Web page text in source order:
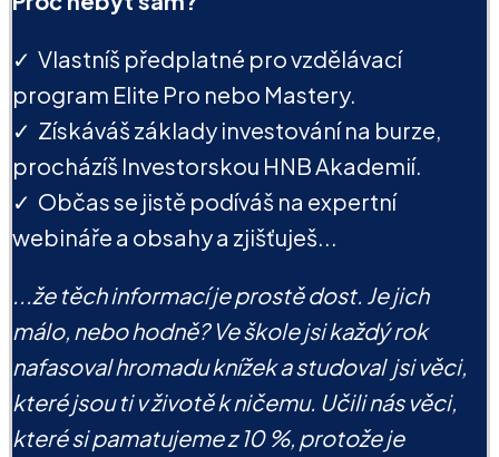
✓ Vlastníš předplatné pro vzdělávací
program Elite Pro nebo Mastery.
✓ Získáváš základy investování na burze,
procházíš Investorskou HNB Akademií.
✓ Občas se jistě podíváš na expertní
webináře a obsahy a zjišťuješ...
...že těch informací je prostě dost. Je jich
málo, nebo hodně? Ve škole jsi každý rok
nafasoval hromadu knížek a studoval jsi věci,
které jsou ti v životě k ničemu. Učili nás věci,
které si pamatujeme z 10 %, protože je